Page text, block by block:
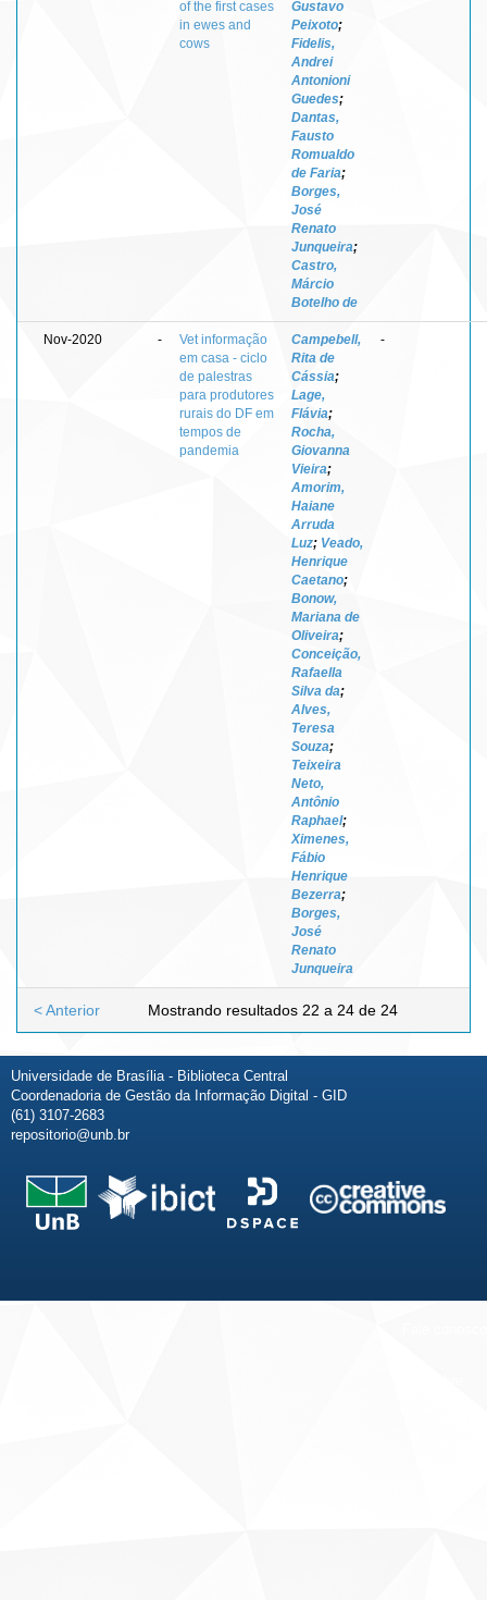
of the first cases
in ewes and
cows
Gustavo
Peixoto;
Fidelis,
Andrei
Antonioni
Guedes;
Dantas,
Fausto
Romualdo
de Faria;
Borges,
José
Renato
Junqueira;
Castro,
Márcio
Botelho de
Nov-2020 -
Vet informação
em casa - ciclo
de palestras
para produtores
rurais do DF em
tempos de
pandemia
Campebell,
Rita de
Cássia;
Lage,
Flávia;
Rocha,
Giovanna
Vieira;
Amorim,
Haiane
Arruda
Luz; Veado,
Henrique
Caetano;
Bonow,
Mariana de
Oliveira;
Conceição,
Rafaella
Silva da;
Alves,
Teresa
Souza;
Teixeira
Neto,
Antônio
Raphael;
Ximenes,
Fábio
Henrique
Bezerra;
Borges,
José
Renato
Junqueira
-
Mostrando resultados 22 a 24 de 24
< Anterior
Universidade de Brasília - Biblioteca Central
Coordenadoria de Gestão da Informação Digital - GID
(61) 3107-2683
repositorio@unb.br